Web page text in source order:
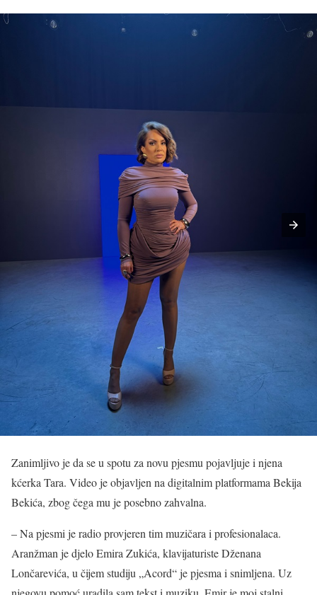
Zanimljivo je da se u spotu za novu pjesmu pojavljuje i njena
kćerka Tara. Video je objavljen na digitalnim platformama Bekija
Bekića, zbog čega mu je posebno zahvalna.
– Na pjesmi je radio provjeren tim muzičara i profesionalaca.
Aranžman je djelo Emira Zukića, klavijaturiste Dženana
Lončarevića, u čijem studiju „Acord“ je pjesma i snimljena. Uz